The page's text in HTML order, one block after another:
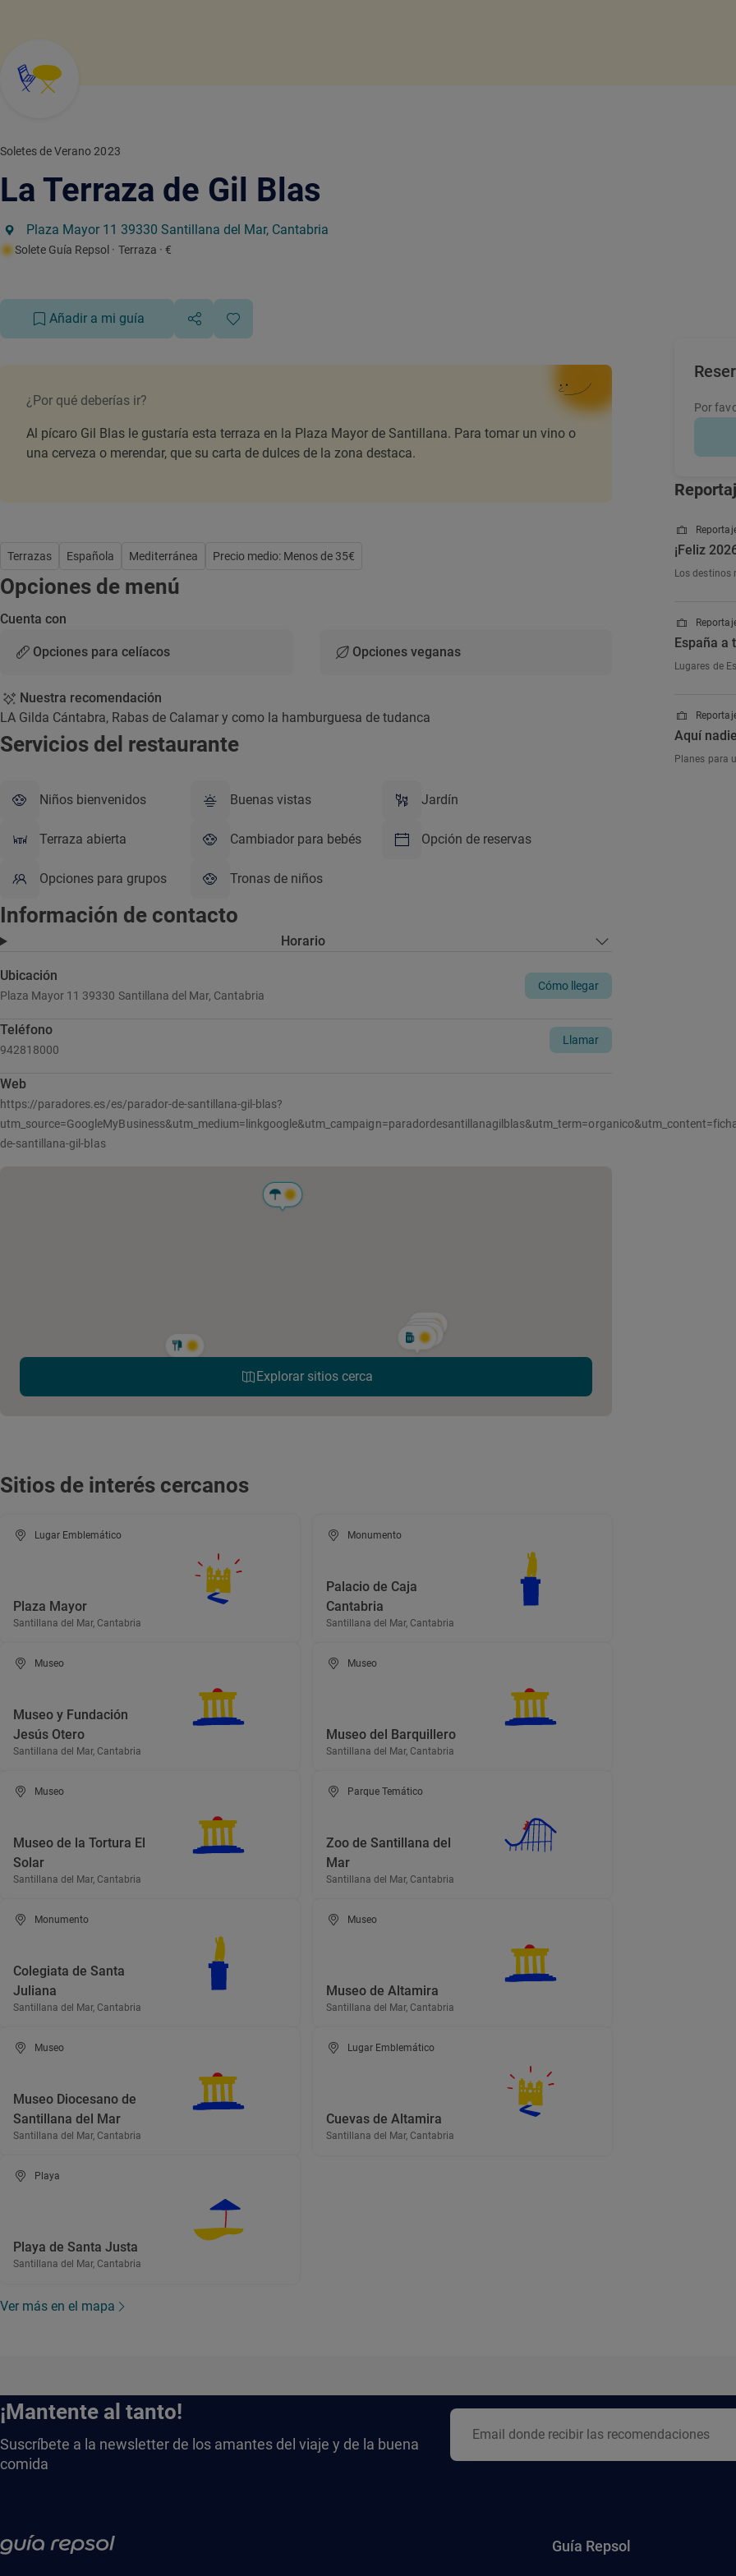
Soletes de Verano 2023
La Terraza de Gil Blas
Plaza Mayor 11 39330 Santillana del Mar, Cantabria
Solete Guía Repsol · Terraza · €
Añadir a mi guía
¿Por qué deberías ir?
Al pícaro Gil Blas le gustaría esta terraza en la Plaza Mayor de Santillana. Para tomar un vino o
una cerveza o merendar, que su carta de dulces de la zona destaca.
Terrazas Española Mediterránea Precio medio: Menos de 35€
Opciones de menú
Cuenta con
Opciones para celíacos Opciones veganas
Nuestra recomendación
LA Gilda Cántabra, Rabas de Calamar y como la hamburguesa de tudanca
Servicios del restaurante
Niños bienvenidos Buenas vistas Jardín
Terraza abierta Cambiador para bebés Opción de reservas
Opciones para grupos Tronas de niños
Información de contacto
Horario
Ubicación
Plaza Mayor 11 39330 Santillana del Mar, Cantabria
Cómo llegar
Teléfono
942818000
Llamar
Web
https://paradores.es/es/parador-de-santillana-gil-blas?
de-santillana-gil-blas
Explorar sitios cerca
Sitios de interés cercanos
Lugar Emblemático
Plaza Mayor
Santillana del Mar, Cantabria
Monumento
Palacio de Caja
Cantabria
Santillana del Mar, Cantabria
Museo
Museo y Fundación
Jesús Otero
Santillana del Mar, Cantabria
Museo
Museo del Barquillero
Santillana del Mar, Cantabria
Museo
Museo de la Tortura El
Solar
Santillana del Mar, Cantabria
Parque Temático
Zoo de Santillana del
Mar
Santillana del Mar, Cantabria
Monumento
Colegiata de Santa
Juliana
Santillana del Mar, Cantabria
Museo
Museo de Altamira
Santillana del Mar, Cantabria
Museo
Museo Diocesano de
Santillana del Mar
Santillana del Mar, Cantabria
Lugar Emblemático
Cuevas de Altamira
Santillana del Mar, Cantabria
Playa
Playa de Santa Justa
Santillana del Mar, Cantabria
Ver más en el mapa
Por
¡Feliz
Los destinos
España a
Lugares de
Aquí
Planes para
¡Mantente al tanto!
Suscríbete a la newsletter de los amantes del viaje y de la buena
comida
Guía Repsol